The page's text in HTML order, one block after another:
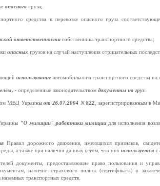
опасного груза;
средства к перевозке опасного груза
ответственности собственника транспортного средства;
опасных грузов на случай наступления отрицательных
использование автомобильного транспортного средства на
- определенные законодательством документы на груз
МВД Украины от 26.07.2004 N 822 зарегистрированным в
"О милиции" работники милиции для исполнения
Правил дорожного движения, имеющихся признаков,
а также при наличии данных о том, что оно используется с
документы, предоставляющие право пользования и
наличие страхового полиса (сертификата) о
наземных транспортных средств.